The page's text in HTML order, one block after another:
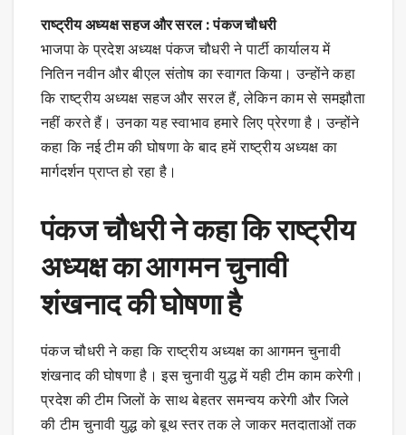
राष्ट्रीय अध्यक्ष सहज और सरल : पंकज चौधरी
भाजपा के प्रदेश अध्यक्ष पंकज चौधरी ने पार्टी कार्यालय में
नितिन नवीन और बीएल संतोष का स्वागत किया। उन्होंने कहा
कि राष्ट्रीय अध्यक्ष सहज और सरल हैं, लेकिन काम से समझौता
नहीं करते हैं। उनका यह स्वाभाव हमारे लिए प्रेरणा है। उन्होंने
कहा कि नई टीम की घोषणा के बाद हमें राष्ट्रीय अध्यक्ष का
मार्गदर्शन प्राप्त हो रहा है।
पंकज चौधरी ने कहा कि राष्ट्रीय
अध्यक्ष का आगमन चुनावी
शंखनाद की घोषणा है
पंकज चौधरी ने कहा कि राष्ट्रीय अध्यक्ष का आगमन चुनावी
शंखनाद की घोषणा है। इस चुनावी युद्ध में यही टीम काम करेगी।
प्रदेश की टीम जिलों के साथ बेहतर समन्वय करेगी और जिले
की टीम चुनावी युद्ध को बूथ स्तर तक ले जाकर मतदाताओं तक